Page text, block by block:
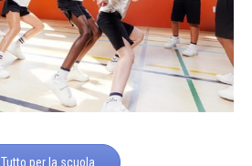
Tutto per la scuola